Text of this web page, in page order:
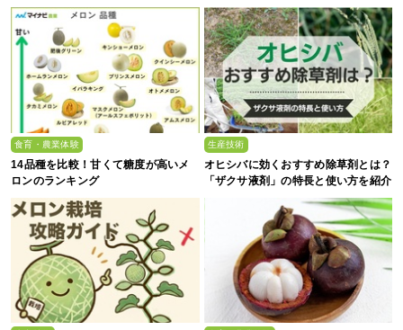
食育・農業体験
14品種を比較！甘くて糖度が高いメ
ロンのランキング
生産技術
オヒシバに効くおすすめ除草剤とは？
「ザクサ液剤」の特長と使い方を紹介